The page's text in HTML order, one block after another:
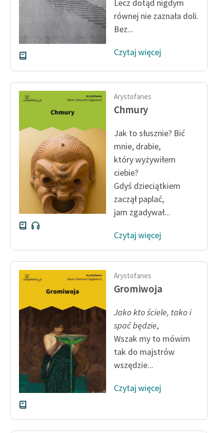
Zasady wykorzystania
Wolnych Lektur
Logotypy
Materiały promocyjne
Polityka prywatności
Regulamin biblioteki
Dane fundacji i
sprawozdania finansowe
Regulamin darowizn
Informacja o treściach
wrażliwych
Deklaracja dostępności
Lecz dotąd nigdym
równej nie zaznała doli.
Bez...
Czytaj więcej
Arystofanes
Chmury
Jak to słusznie? Bić
mnie, drabie,
który wyżywiłem
ciebie?
Gdyś dzieciątkiem
zaczął paplać,
jam zgadywał...
Czytaj więcej
Arystofanes
Gromiwoja
Jako kto ściele, tako i
spać będzie,
Wszak my to mówim
tak do majstrów
wszędzie...
Czytaj więcej